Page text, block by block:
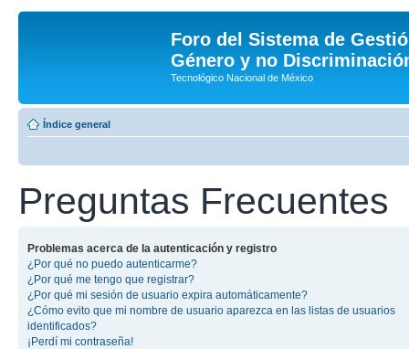
Foro del Sistema de
Género y no
Tecnológico Nacional de México
Índice general
Preguntas Frecuentes
Problemas acerca de la autenticación y registro
¿Por qué no puedo autenticarme?
¿Por qué me tengo que registrar?
¿Por qué mi sesión de usuario expira automáticamente?
¿Cómo evito que mi nombre de usuario aparezca en las listas de usuarios
identificados?
¡Perdí mi contraseña!